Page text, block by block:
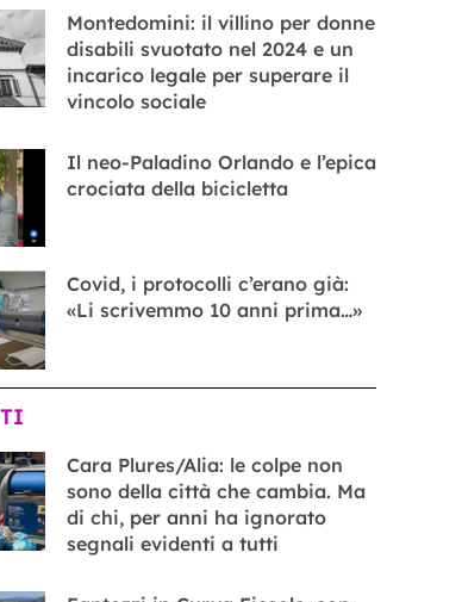
Montedomini: il villino per donne
disabili svuotato nel 2024 e un
incarico legale per superare il
vincolo sociale
Il neo-Paladino Orlando e l’epica
crociata della bicicletta
Covid, i protocolli c’erano già:
«Li scrivemmo 10 anni prima…»
Cara Plures/Alia: le colpe non
sono della città che cambia. Ma
di chi, per anni ha ignorato
segnali evidenti a tutti